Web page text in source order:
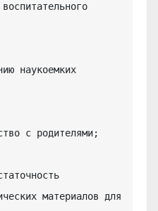
наукоемких
с родителями;
материалов для